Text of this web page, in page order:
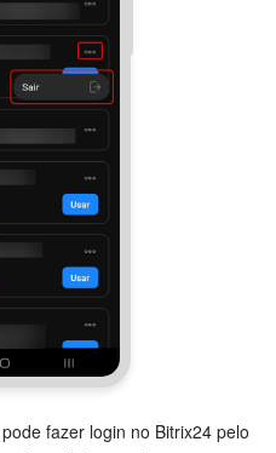
fazer login no Bitrix24 pelo